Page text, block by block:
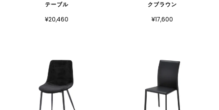
テーブル
¥20,460
クブラウン
¥17,600